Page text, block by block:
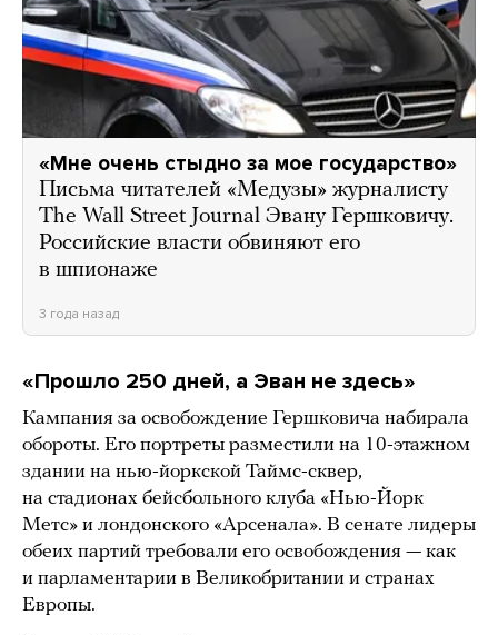
«Мне очень стыдно за мое государство»
Письма читателей «Медузы» журналисту
The Wall Street Journal Эвану Гершковичу.
Российские власти обвиняют его
в шпионаже
3 года назад
«Прошло 250 дней, а Эван не здесь»
Кампания за освобождение Гершковича набирала
обороты. Его портреты разместили на 10-этажном
здании на нью-йоркской Таймс-сквер,
на стадионах бейсбольного клуба «Нью-Йорк
Метс» и лондонского «Арсенала». В сенате лидеры
обеих партий требовали его освобождения — как
и парламентарии в Великобритании и странах
Европы.